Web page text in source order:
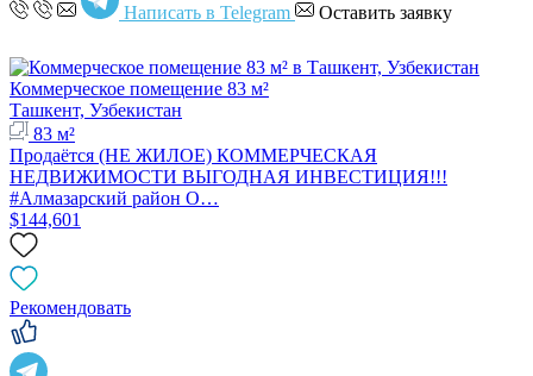
Написать в Telegram Оставить заявку
Коммерческое помещение 83 м²
Ташкент, Узбекистан
83 м²
Продаётся (НЕ ЖИЛОЕ) КОММЕРЧЕСКАЯ
НЕДВИЖИМОСТИ ВЫГОДНАЯ ИНВЕСТИЦИЯ!!!
#Алмазарский район О…
$144,601
Рекомендовать